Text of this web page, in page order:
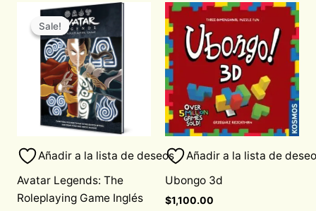
Sale!
Sale!
Añadir a la lista de deseos
Avatar Legends: The
Roleplaying Game Inglés
Original
price
was:
$1,030.00.
Current
$875.50.
Añadir a la lista de
Ubongo 3d
$1,100.00